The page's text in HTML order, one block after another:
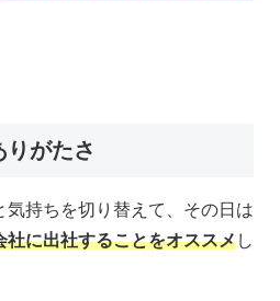
がたさ
気持ちを切り替えて、その日は
社に出社することをオススメし